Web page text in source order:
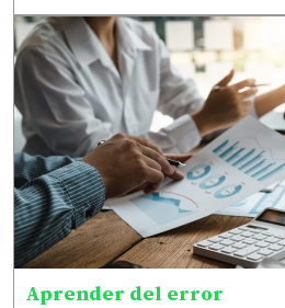
Aprender del error